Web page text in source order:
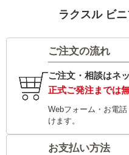
ラクスル ビ
ご注文の流れ
ご注文・相談はネ
正式ご発注までは
Webフォーム・お電
けます。
お支払い方法